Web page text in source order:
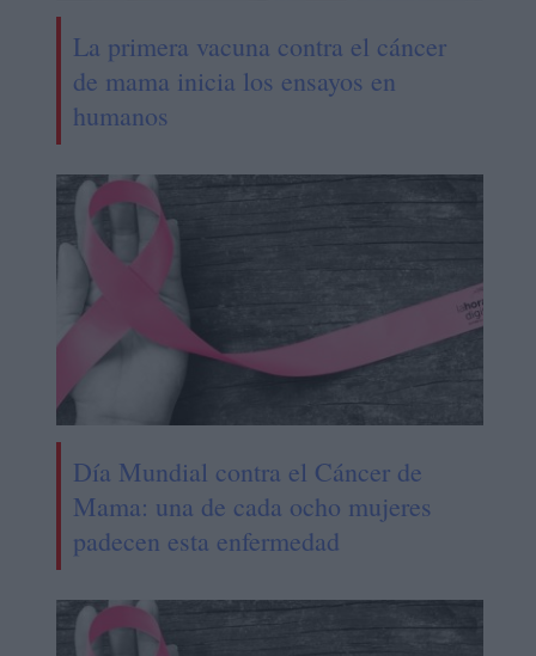
La primera vacuna contra el cáncer
de mama inicia los ensayos en
humanos
Día Mundial contra el Cáncer de
Mama: una de cada ocho mujeres
padecen esta enfermedad